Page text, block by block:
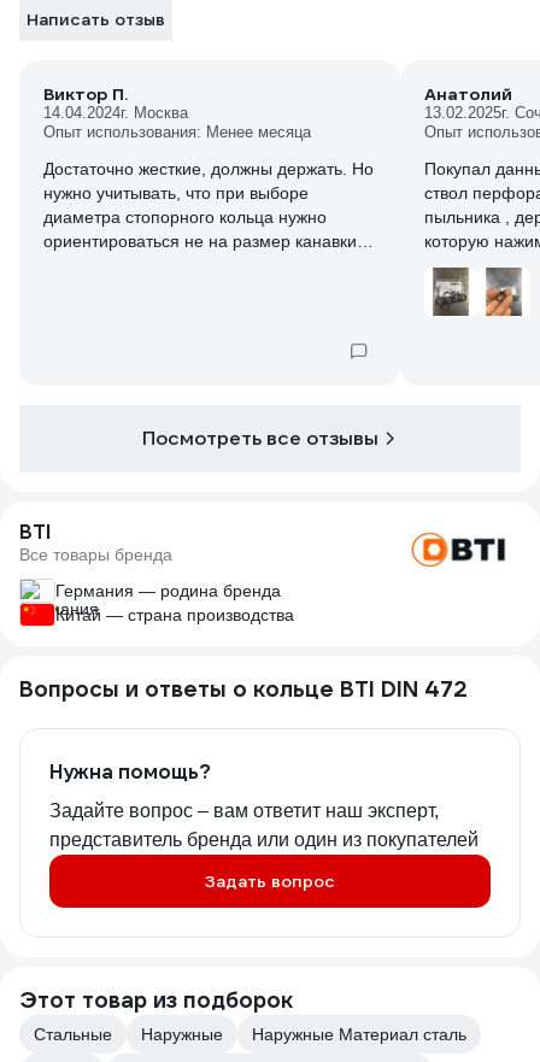
Написать отзыв
Виктор П.
14.04.2024г. Москва
Опыт использования: Менее месяца
Достаточно жесткие, должны держать. Но
нужно учитывать, что при выборе
диаметра стопорного кольца нужно
ориентироваться не на размер канавки в
Будьте внимательны.
Анатолий
13.02.2025г.
Опыт
Покупал
ствол
пыльника ,
которую
Так как не
либо они
10шт в
Посмотреть все отзывы
BTI
Все товары бренда
Германия — родина бренда
Китай — страна производства
Вопросы и ответы о кольце BTI DIN 472
Нужна помощь?
Задайте вопрос – вам ответит наш эксперт,
представитель бренда или один из покупателей
Задать вопрос
Этот товар из подборок
Стальные Наружные
Наружные Материал сталь